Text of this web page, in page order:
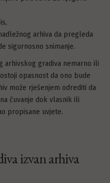
arhiva da pregleda
sigurnosno snimanje.
arhivskog gradiva nemarno ili
opasnost da ono bude
može rješenjem odrediti da
čuvanje dok vlasnik ili
propisane uvjete.
izvan arhiva